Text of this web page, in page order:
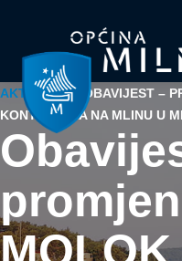
AKTUALNO/
OBAVIJEST –
KONTEJNERA NA MLINU U